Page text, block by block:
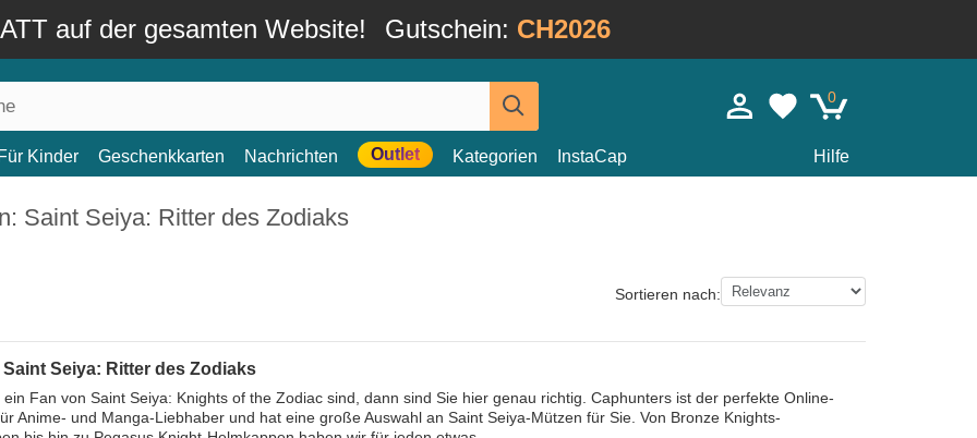
auf der gesamten Website! Gutschein: CH2026
0
Für Kinder Geschenkkarten Nachrichten Outlet Kategorien InstaCap Hilfe
Saint Seiya: Ritter des Zodiaks
Sortieren nach:
Saint Seiya: Ritter des Zodiaks
ein Fan von Saint Seiya: Knights of the Zodiac sind, dann sind Sie hier genau richtig. Caphunters ist der perfekte Online-
Anime- und Manga-Liebhaber und hat eine große Auswahl an Saint Seiya-Mützen für Sie. Von Bronze Knights-